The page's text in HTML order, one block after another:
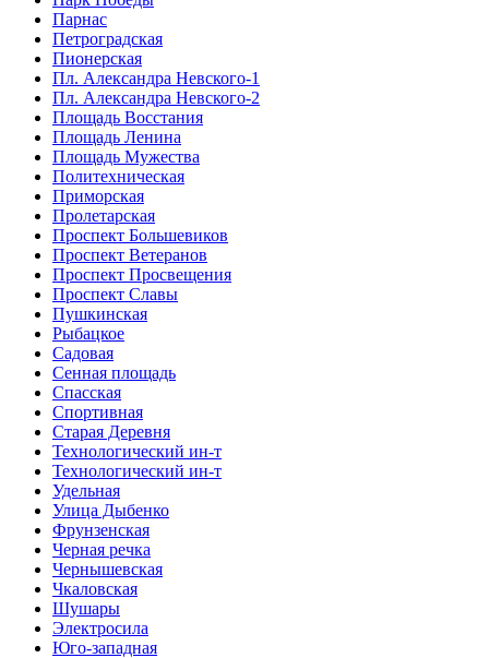
Парнас
Петроградская
Пионерская
Пл. Александра Невского-1
Пл. Александра Невского-2
Площадь Восстания
Площадь Ленина
Площадь Мужества
Политехническая
Приморская
Пролетарская
Проспект Большевиков
Проспект Ветеранов
Проспект Просвещения
Проспект Славы
Пушкинская
Рыбацкое
Садовая
Сенная площадь
Спасская
Спортивная
Старая Деревня
Технологический ин-т
Технологический ин-т
Удельная
Улица Дыбенко
Фрунзенская
Черная речка
Чернышевская
Чкаловская
Шушары
Электросила
Юго-западная